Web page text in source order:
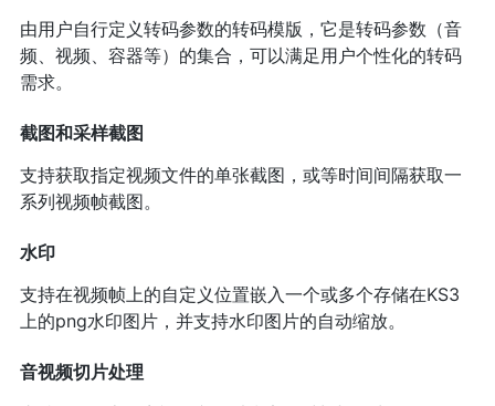
由用户自行定义转码参数的转码模版，它是转码参数（音
频、视频、容器等）的集合，可以满足用户个性化的转码
需求。
截图和采样截图
支持获取指定视频文件的单张截图，或等时间间隔获取一
系列视频帧截图。
水印
支持在视频帧上的自定义位置嵌入一个或多个存储在KS3
上的png水印图片，并支持水印图片的自动缩放。
音视频切片处理